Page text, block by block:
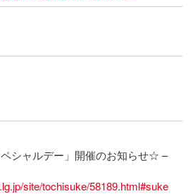
シャルデー」開催のお知らせ☆ –
site/tochisuke/58189.html#suke